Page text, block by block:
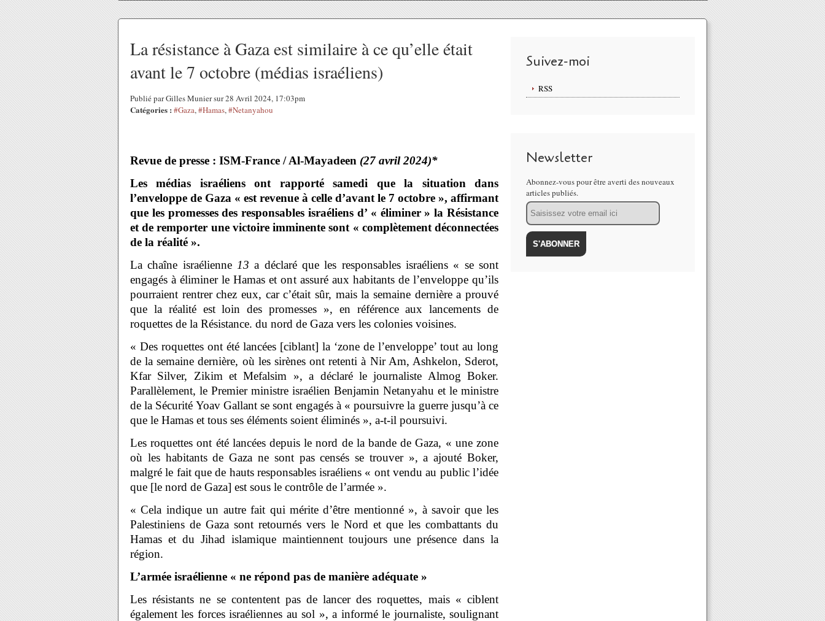
La résistance à Gaza est similaire à ce qu’elle était
avant le 7 octobre (médias israéliens)
Publié par Gilles Munier sur 28 Avril 2024, 17:03pm
Catégories : #Gaza,#Hamas,#Netanyahou
Revue de presse : ISM-France / Al-Mayadeen (27 avril 2024)*
Les médias israéliens ont rapporté samedi que la situation dans
l’enveloppe de Gaza « est revenue à celle d’avant le 7 octobre », affirmant
que les promesses des responsables israéliens d’ « éliminer » la Résistance
et de remporter une victoire imminente sont « complètement déconnectées
de la réalité ».
La chaîne israélienne 13 a déclaré que les responsables israéliens « se sont
engagés à éliminer le Hamas et ont assuré aux habitants de l’enveloppe qu’ils
pourraient rentrer chez eux, car c’était sûr, mais la semaine dernière a prouvé
que la réalité est loin des promesses », en référence aux lancements de
roquettes de la Résistance. du nord de Gaza vers les colonies voisines.
« Des roquettes ont été lancées [ciblant] la ‘zone de l’enveloppe’ tout au long
de la semaine dernière, où les sirènes ont retenti à Nir Am, Ashkelon, Sderot,
Kfar Silver, Zikim et Mefalsim », a déclaré le journaliste Almog Boker.
Parallèlement, le Premier ministre israélien Benjamin Netanyahu et le ministre
de la Sécurité Yoav Gallant se sont engagés à « poursuivre la guerre jusqu’à ce
que le Hamas et tous ses éléments soient éliminés », a-t-il poursuivi.
Les roquettes ont été lancées depuis le nord de la bande de Gaza, « une zone
où les habitants de Gaza ne sont pas censés se trouver », a ajouté Boker,
malgré le fait que de hauts responsables israéliens « ont vendu au public l’idée
que [le nord de Gaza] est sous le contrôle de l’armée ».
« Cela indique un autre fait qui mérite d’être mentionné », à savoir que les
Palestiniens de Gaza sont retournés vers le Nord et que les combattants du
Hamas et du Jihad islamique maintiennent toujours une présence dans la
région.
L’armée israélienne « ne répond pas de manière adéquate »
Les résistants ne se contentent pas de lancer des roquettes, mais « ciblent
également les forces israéliennes au sol », a informé le journaliste, soulignant
Suivez-moi
RSS
Newsletter
Abonnez-vous pour être averti des nouveaux
articles publiés.
Email